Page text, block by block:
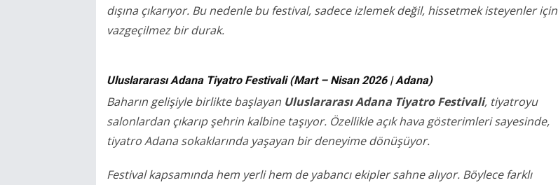
dışına çıkarıyor. Bu nedenle bu festival, sadece izlemek değil, hissetmek isteyenler için
vazgeçilmez bir durak.
Uluslararası Adana Tiyatro Festivali (Mart – Nisan 2026 | Adana)
Baharın gelişiyle birlikte başlayan Uluslararası Adana Tiyatro Festivali, tiyatroyu
salonlardan çıkarıp şehrin kalbine taşıyor. Özellikle açık hava gösterimleri sayesinde,
tiyatro Adana sokaklarında yaşayan bir deneyime dönüşüyor.
Festival kapsamında hem yerli hem de yabancı ekipler sahne alıyor. Böylece farklı